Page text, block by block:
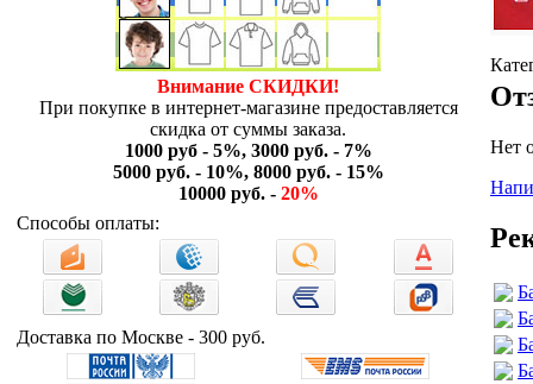
Внимание СКИДКИ!
При покупке в интернет-магазине предоставляется
скидка от суммы заказа.
1000 руб - 5%, 3000 руб. - 7%
5000 руб. - 10%, 8000 руб. - 15%
10000 руб. - 20%
Способы оплаты:
Доставка по Москве - 300 руб.
Нет